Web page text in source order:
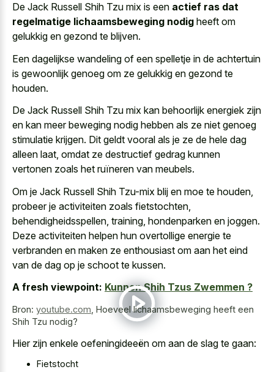
De Jack Russell Shih Tzu mix is een actief ras dat
regelmatige lichaamsbeweging nodig heeft om
gelukkig en gezond te blijven.
Een dagelijkse wandeling of een spelletje in de achtertuin
is gewoonlijk genoeg om ze gelukkig en gezond te
houden.
De Jack Russell Shih Tzu mix kan behoorlijk energiek zijn
en kan meer beweging nodig hebben als ze niet genoeg
stimulatie krijgen. Dit geldt vooral als je ze de hele dag
alleen laat, omdat ze destructief gedrag kunnen
vertonen zoals het ruïneren van meubels.
Om je Jack Russell Shih Tzu-mix blij en moe te houden,
probeer je activiteiten zoals fietstochten,
behendigheidsspellen, training, hondenparken en joggen.
Deze activiteiten helpen hun overtollige energie te
verbranden en maken ze enthousiast om aan het eind
van de dag op je schoot te kussen.
A fresh viewpoint: Kunnen Shih Tzus Zwemmen ?
Bron: youtube.com Hoeveel lichaamsbeweging heeft een
Shih Tzu nodig?
Hier zijn enkele oefeningideeën om aan de slag te gaan:
Fietstocht